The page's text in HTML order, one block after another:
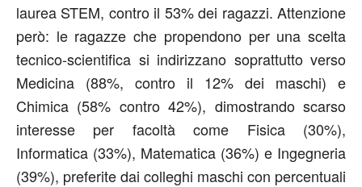
laurea STEM, contro il 53% dei ragazzi. Attenzione
però: le ragazze che propendono per una scelta
tecnico-scientifica si indirizzano soprattutto verso
Medicina (88%, contro il 12% dei maschi) e
Chimica (58% contro 42%), dimostrando scarso
interesse per facoltà come Fisica (30%),
Informatica (33%), Matematica (36%) e Ingegneria
(39%), preferite dai colleghi maschi con percentuali